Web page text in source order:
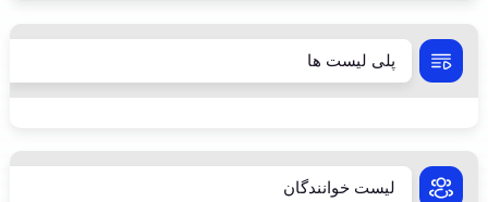
پلی لیست ها
لیست خوانندگان